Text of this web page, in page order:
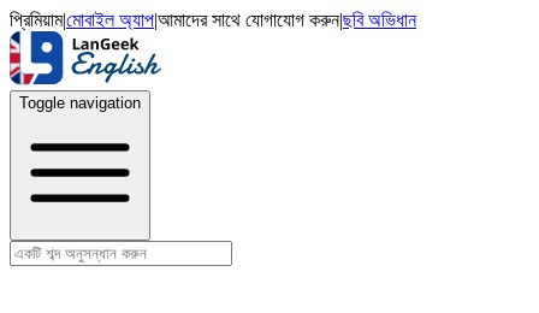
প্রিমিয়াম|মোবাইল অ্যাপ|আমাদের সাথে যোগাযোগ করুন|ছবি অভিধান
Toggle navigation